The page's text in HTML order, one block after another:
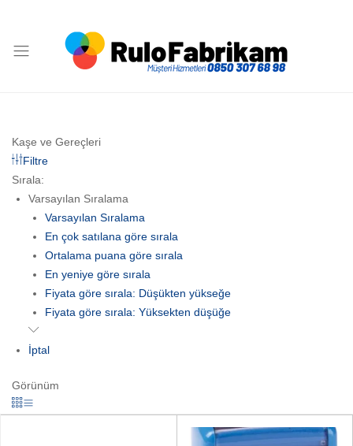
Kaşe ve Gereçleri
Filtre
Sırala:
Varsayılan Sıralama
Varsayılan Sıralama
En çok satılana göre sırala
Ortalama puana göre sırala
En yeniye göre sırala
Fiyata göre sırala: Düşükten yükseğe
Fiyata göre sırala: Yüksekten düşüğe
İptal
Görünüm